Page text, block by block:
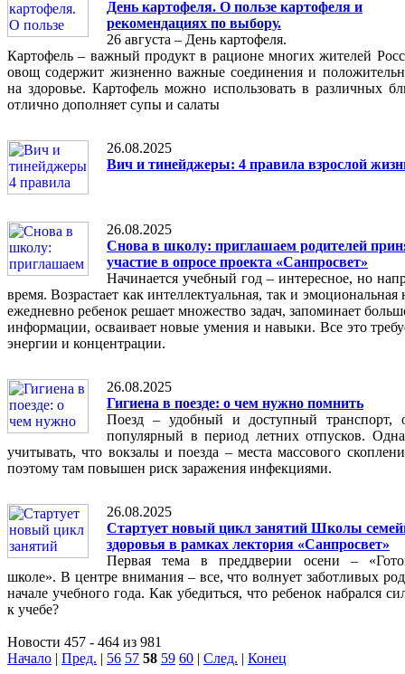
День картофеля. О пользе картофеля и
рекомендациях по выбору.
26 августа – День картофеля.
Картофель – важный продукт в рационе многих жителей
овощ содержит жизненно важные соединения и
на здоровье. Картофель можно использовать в различных
отлично дополняет супы и салаты
26.08.2025
Вич и тинейджеры: 4 правила взрослой
26.08.2025
Снова в школу: приглашаем родителей
участие в опросе проекта «Санпросвет»
Начинается учебный год – интересное, но
время. Возрастает как интеллектуальная, так и эмоциональная
ежедневно ребенок решает множество задач, запоминает
информации, осваивает новые умения и навыки. Все это
энергии и концентрации.
26.08.2025
Гигиена в поезде: о чем нужно помнить
Поезд – удобный и доступный транспорт,
популярный в период летних отпусков.
учитывать, что вокзалы и поезда – места массового
поэтому там повышен риск заражения инфекциями.
26.08.2025
Стартует новый цикл занятий Школы
здоровья в рамках лектория «Санпросвет»
Первая тема в преддверии осени –
школе». В центре внимания – все, что волнует заботливых
начале учебного года. Как убедиться, что ребенок набрался
к учебе?
Новости 457 - 464 из 981
Начало | Пред. | 56 57 58 59 60 | След. | Конец